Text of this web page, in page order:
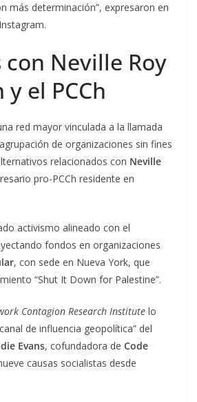
más determinación”, expresaron en
Neville Roy
el PCCh
red mayor vinculada a la llamada
de organizaciones sin fines
relacionados con Neville
pro-PCCh residente en
activismo alineado con el
fondos en organizaciones
, con sede en Nueva York, que
“Shut It Down for Palestine”.
Contagion Research Institute lo
de influencia geopolítica” del
Evans, cofundadora de Code
causas socialistas desde